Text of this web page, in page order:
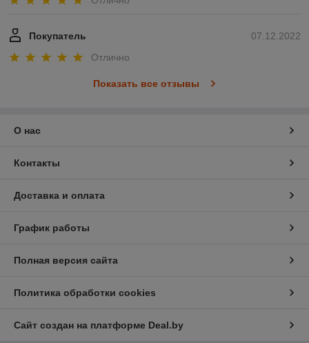
07.12.2022
Покупатель
Отлично
Показать все отзывы
О нас
Контакты
Доставка и оплата
График работы
Полная версия сайта
Политика обработки cookies
Сайт создан на платформе Deal.by